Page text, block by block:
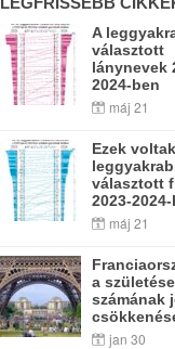
A
választott
lánynevek
2024-ben
máj 21
Ezek
választott
2023-2024-
máj 21
a
számának
jan 30